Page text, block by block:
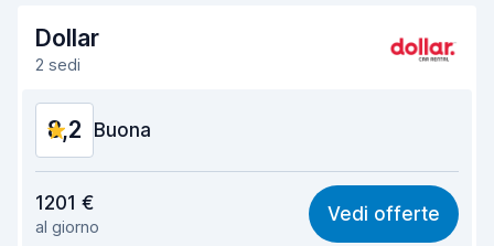
Pulizia del veicolo 8,9
Condizioni dell'auto
Dollar
2 sedi
8,2 Buona
8,2
Facile da trovare 8,2
1201 €
al giorno
Vedi offerte